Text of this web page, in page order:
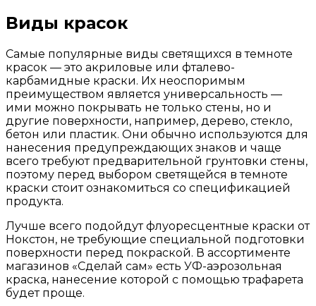
Виды красок
Самые популярные виды светящихся в темноте
красок — это акриловые или фталево-
карбамидные краски. Их неоспоримым
преимуществом является универсальность —
ими можно покрывать не только стены, но и
другие поверхности, например, дерево, стекло,
бетон или пластик. Они обычно используются для
нанесения предупреждающих знаков и чаще
всего требуют предварительной грунтовки стены,
поэтому перед выбором светящейся в темноте
краски стоит ознакомиться со спецификацией
продукта.
Лучше всего подойдут флуоресцентные краски от
Нокстон, не требующие специальной подготовки
поверхности перед покраской. В ассортименте
магазинов «Сделай сам» есть УФ-аэрозольная
краска, нанесение которой с помощью трафарета
будет проще.